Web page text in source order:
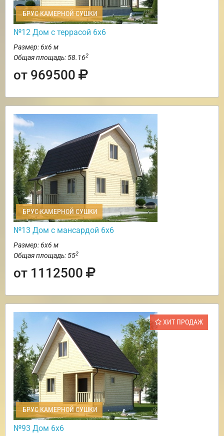
БРУС КАМЕРНОЙ СУШКИ
№12 Дом с террасой 6х6
Размер: 6х6 м
Общая площадь: 58.162
от 969500
БРУС КАМЕРНОЙ СУШКИ
№13 Дом с мансардой 6х6
Размер: 6х6 м
Общая площадь: 552
от 1112500
ХИТ ПРОДАЖ
БРУС КАМЕРНОЙ СУШКИ
№93 Дом 6х6